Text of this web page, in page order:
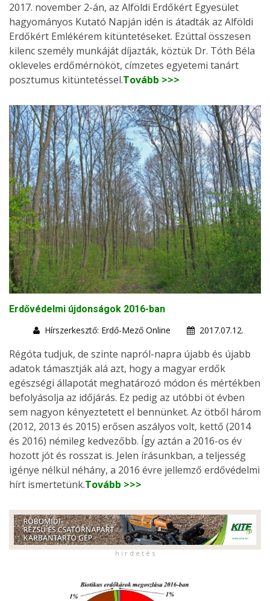
2017. november 2-án, az Alföldi Erdőkért Egyesület
hagyományos Kutató Napján idén is átadták az Alföldi
Erdőkért Emlékérem kitüntetéseket. Ezúttal összesen
kilenc személy munkáját díjazták, köztük Dr. Tóth Béla
okleveles erdőmérnököt, címzetes egyetemi tanárt
posztumus kitüntetéssel.Tovább >>>
Erdővédelmi újdonságok 2016-ban
Hírszerkesztő: Erdő-Mező Online
2017.07.12.
Régóta tudjuk, de szinte napról-napra újabb és újabb
adatok támasztják alá azt, hogy a magyar erdők
egészségi állapotát meghatározó módon és mértékben
befolyásolja az időjárás. Ez pedig az utóbbi öt évben
sem nagyon kényeztetett el bennünket. Az ötből három
(2012, 2013 és 2015) erősen aszályos volt, kettő (2014
és 2016) némileg kedvezőbb. Így aztán a 2016-os év
hozott jót és rosszat is. Jelen írásunkban, a teljesség
igénye nélkül néhány, a 2016 évre jellemző erdővédelmi
hírt ismertetünk.Tovább >>>
h i r d e t é s